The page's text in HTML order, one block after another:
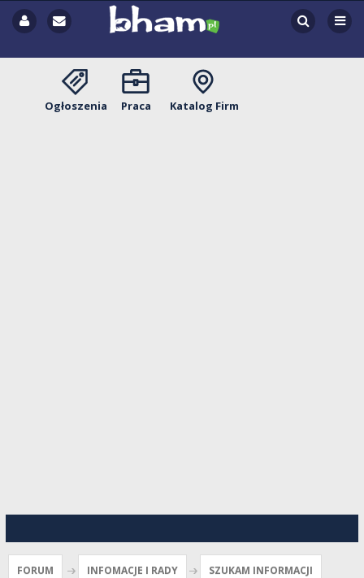
Ogłoszenia Praca Katalog Firm
FORUM INFOMACJE I RADY SZUKAM INFORMACJI